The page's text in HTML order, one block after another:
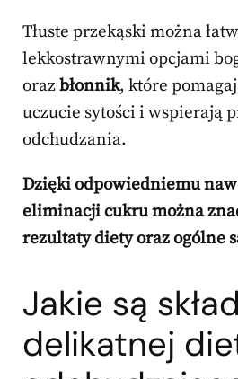
Tłuste przekąski można
lekkostrawnymi opcjami
orazbłonnik, które
uczucie sytości i wspierają
odchudzania.
Dzięki odpowiedniemu
eliminacji cukru można
rezultaty diety oraz ogólne
Jakie są
delikatnej